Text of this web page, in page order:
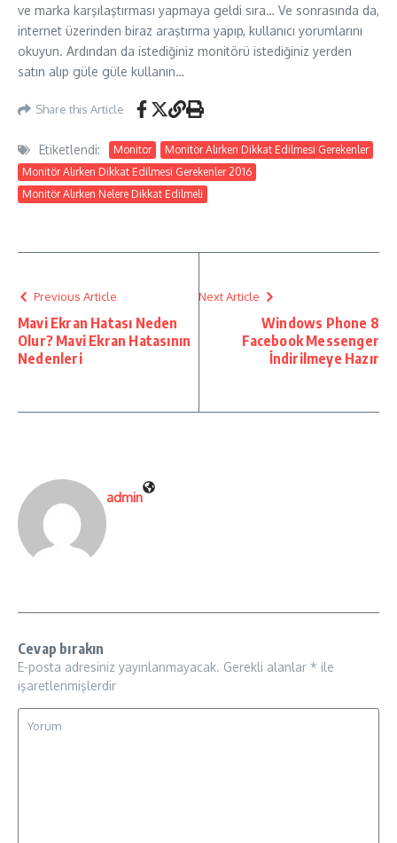
ve marka karşılaştırması yapmaya geldi sıra… Ve sonrasında da,
internet üzerinden biraz araştırma yapıp, kullanıcı yorumlarını
okuyun. Ardından da istediğiniz monitörü istediğiniz yerden
satın alıp güle güle kullanın…
Share this Article
Etiketlendi: Monitor
Monitör Alırken Dikkat Edilmesi Gerekenler
Monitör Alırken Dikkat Edilmesi Gerekenler 2016
Monitör Alırken Nelere Dikkat Edilmeli
Previous Article
Mavi Ekran Hatası Neden
Olur? Mavi Ekran Hatasının
Nedenleri
Next Article
Windows Phone 8
Facebook Messenger
İndirilmeye Hazır
admin
Cevap bırakın
E-posta adresiniz yayınlanmayacak. Gerekli alanlar * ile
işaretlenmişlerdir